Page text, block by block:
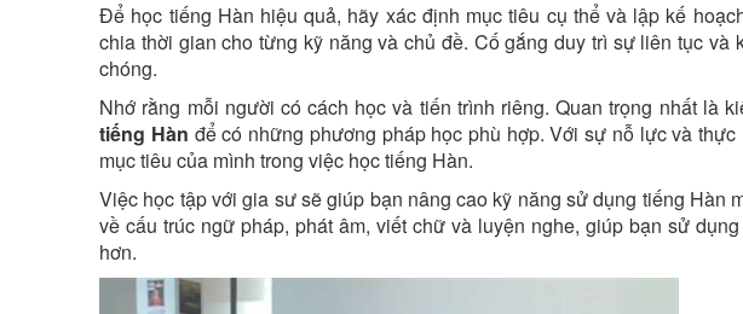
Để học tiếng Hàn hiệu quả, hãy xác định mục tiêu cụ thể và lập kế
chia thời gian cho từng kỹ năng và chủ đề. Cố gắng duy trì sự liên tục và
chóng.
Nhớ rằng mỗi người có cách học và tiến trình riêng. Quan trọng nhất là
tiếng Hàn để có những phương pháp học phù hợp. Với sự nỗ lực và
mục tiêu của mình trong việc học tiếng Hàn.
Việc học tập với gia sư sẽ giúp bạn nâng cao kỹ năng sử dụng tiếng Hàn
về cấu trúc ngữ pháp, phát âm, viết chữ và luyện nghe, giúp bạn sử
hơn.